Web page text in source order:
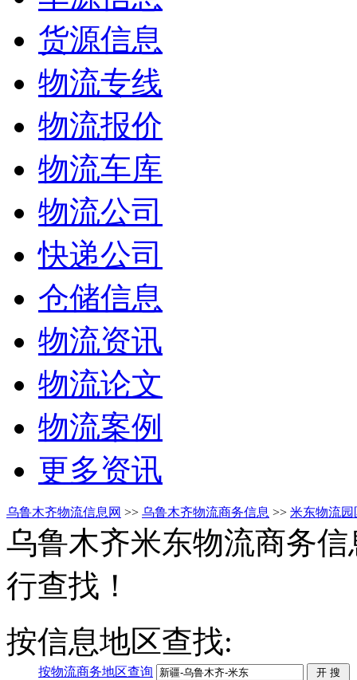
货源信息
物流专线
物流报价
物流车库
物流公司
快递公司
仓储信息
物流资讯
物流论文
物流案例
更多资讯
乌鲁木齐物流信息网 >> 乌鲁木齐物流商务信息 >> 米东物流
乌鲁木齐米东物流商务信
行查找！
按信息地区查找:
按物流商务地区查询